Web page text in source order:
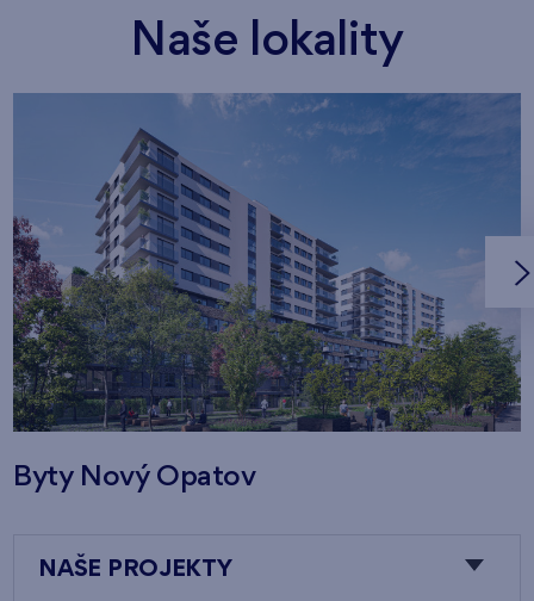
Naše lokality
Byty Nový Opatov
NAŠE PROJEKTY